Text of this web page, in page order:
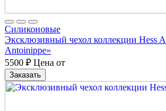
Cиликоновые
Эксклюзивный чехол коллекции Hess
Antoinippe»
5500 ₽ Цена от
Заказать